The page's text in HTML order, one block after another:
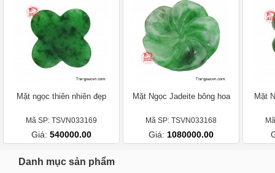
Mặt ngọc thiên nhiên đẹp
Mã SP: TSVN033169
Giá: 540000.00
Mặt Ngọc Jadeite bông hoa
Mã SP: TSVN033168
Giá: 1080000.00
Mặt
Danh mục sản phẩm